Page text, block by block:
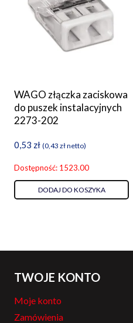
WAGO złączka zaciskowa
do puszek instalacyjnych
2273-202
0,53 zł (0,43 złnetto)
Dostępność: 1523.00
DODAJ DO KOSZYKA
TWOJE KONTO
Moje konto
Zamówienia